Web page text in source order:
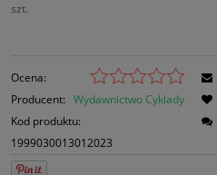
szt.
Ocena:
Producent: Wydawnictwo Cyklady
Kod produktu:
1999030013012023